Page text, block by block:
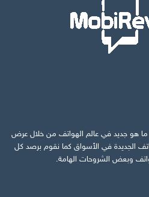
ما هو جديد في عالم الهواتف من خلال عرض
الجديدة في الأسواق كما نقوم برصد كل
وبعض الشروحات الهامة.